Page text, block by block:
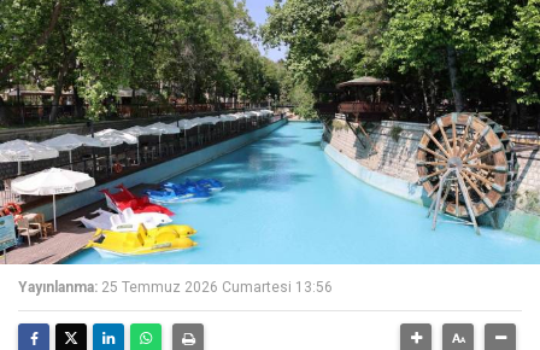
Yayınlanma: 25 Temmuz 2026 Cumartesi 13:56